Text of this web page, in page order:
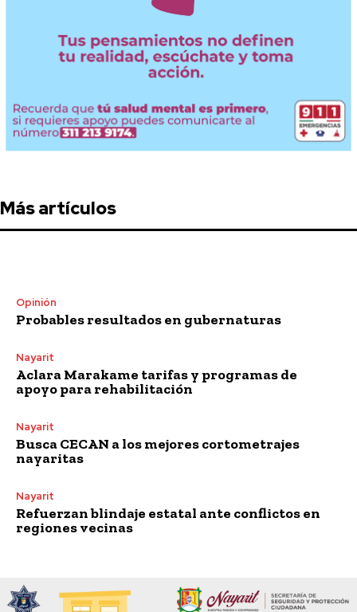
Más artículos
Opinión
Probables resultados en gubernaturas
Nayarit
Aclara Marakame tarifas y programas de
apoyo para rehabilitación
Nayarit
Busca CECAN a los mejores cortometrajes
nayaritas
Nayarit
Refuerzan blindaje estatal ante conflictos en
regiones vecinas